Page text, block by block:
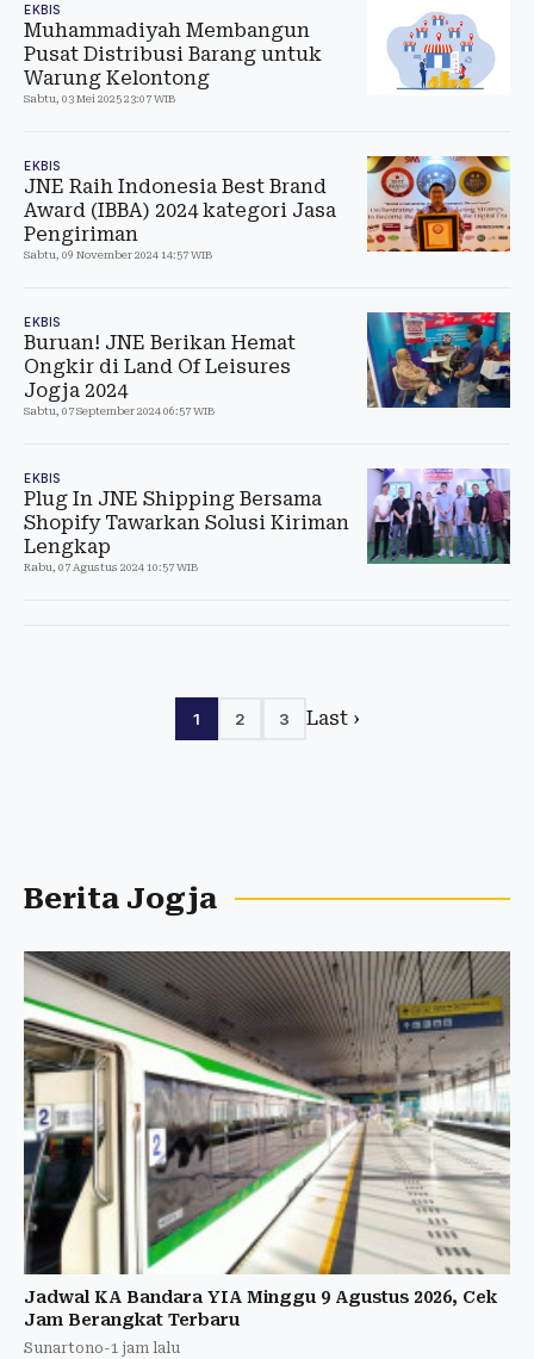
EKBIS
Muhammadiyah Membangun
Pusat Distribusi Barang untuk
Warung Kelontong
Sabtu, 03 Mei 2025 23:07 WIB
EKBIS
JNE Raih Indonesia Best Brand
Award (IBBA) 2024 kategori Jasa
Pengiriman
Sabtu, 09 November 2024 14:57 WIB
EKBIS
Buruan! JNE Berikan Hemat
Ongkir di Land Of Leisures
Jogja 2024
Sabtu, 07 September 2024 06:57 WIB
EKBIS
Plug In JNE Shipping Bersama
Shopify Tawarkan Solusi Kiriman
Lengkap
Rabu, 07 Agustus 2024 10:57 WIB
1 2 3 Last ›
Berita Jogja
Jadwal KA Bandara YIA Minggu 9 Agustus 2026, Cek
Jam Berangkat Terbaru
Sunartono-1 jam lalu